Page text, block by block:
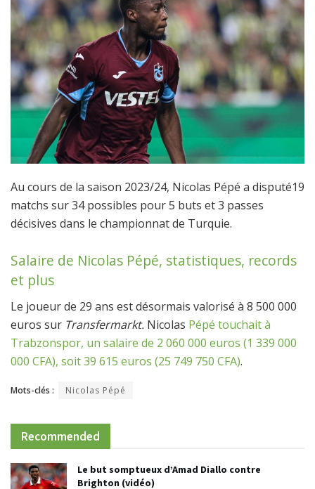
Au cours de la saison 2023/24, Nicolas Pépé a disputé19
matchs sur 34 possibles pour 5 buts et 3 passes
décisives dans le championnat de Turquie.
Salaire de Nicolas Pépé, statistiques, records
et plus
Le joueur de 29 ans est désormais valorisé à 8 500 000
euros sur Transfermarkt. Nicolas Pépé touchait à
Trabzonspor, un salaire de 2 060 000 euros (1 339 000
000 CFA), soit 39 615 euros (25 749 750 CFA).
Mots-clés : Nicolas Pépé
Recommended
Le but somptueux d’Amad Diallo contre
Brighton (vidéo)